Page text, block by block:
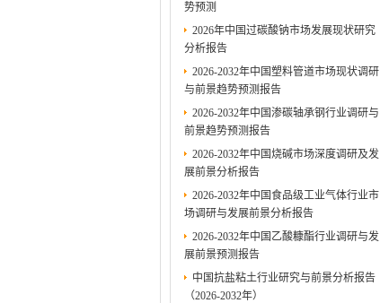
势预测
2026年中国过碳酸钠市场发展现状研究
分析报告
2026-2032年中国塑料管道市场现状调研
与前景趋势预测报告
2026-2032年中国渗碳轴承钢行业调研与
前景趋势预测报告
2026-2032年中国烧碱市场深度调研及发
展前景分析报告
2026-2032年中国食品级工业气体行业市
场调研与发展前景分析报告
2026-2032年中国乙酸糠酯行业调研与发
展前景预测报告
中国抗盐粘土行业研究与前景分析报告
（2026-2032年）